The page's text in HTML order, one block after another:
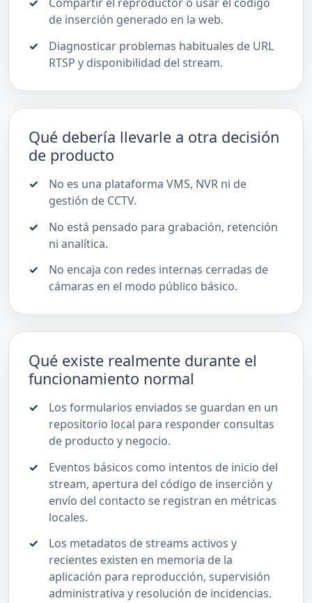
de inserción generado en la web.
Diagnosticar problemas habituales de URL
RTSP y disponibilidad del stream.
Qué debería llevarle a otra decisión
de producto
No es una plataforma VMS, NVR ni de
gestión de CCTV.
No está pensado para grabación, retención
ni analítica.
No encaja con redes internas cerradas de
cámaras en el modo público básico.
Qué existe realmente durante el
funcionamiento normal
Los formularios enviados se guardan en un
repositorio local para responder consultas
de producto y negocio.
Eventos básicos como intentos de inicio del
stream, apertura del código de inserción y
envío del contacto se registran en métricas
locales.
Los metadatos de streams activos y
recientes existen en memoria de la
aplicación para reproducción, supervisión
administrativa y resolución de incidencias.